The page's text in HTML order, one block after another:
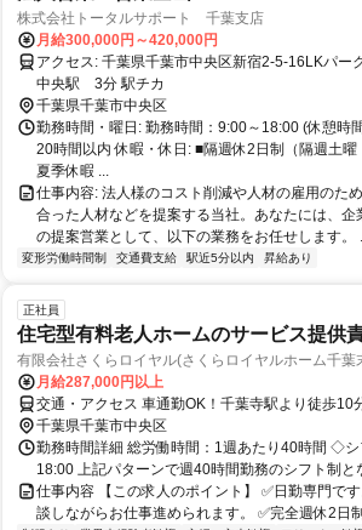
株式会社トータルサポート 千葉支店
月給300,000円～420,000円
アクセス: 千葉県千葉市中央区新宿2-5-16LKパークビル8階 ・千葉駅 10分 ・千葉
中央駅 3分 駅チカ
千葉県千葉市中央区
勤務時間・曜日: 勤務時間：9:00～18:00 (休憩時
20時間以内 休暇・休日: ■隔週休2日制（隔週土
夏季休暇 ...
仕事内容: 法人様のコスト削減や人材の雇用のた
合った人材などを提案する当社。あなたには、
の提案営業として、以下の業務をお任せします。
変形労働時間制 交通費支給 駅近5分以内 昇給あり
正社員
住宅型有料老人ホームのサービス提供
有限会社さくらロイヤル(さくらロイヤルホーム千葉
月給287,000円以上
交通・アクセス 車通勤OK！千葉寺駅より徒歩10
千葉県千葉市中央区
勤務時間詳細 総労働時間：1週あたり40時間
18:00 上記パターンで週40時間勤務のシフト制と
仕事内容 【この求人のポイント】 ✅日勤専門で
談しながらお仕事進められます。 ✅完全週休2